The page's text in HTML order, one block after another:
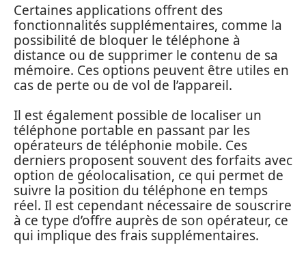
Certaines applications offrent des
fonctionnalités supplémentaires, comme la
possibilité de bloquer le téléphone à
distance ou de supprimer le contenu de sa
mémoire. Ces options peuvent être utiles en
cas de perte ou de vol de l’appareil.
Il est également possible de localiser un
téléphone portable en passant par les
opérateurs de téléphonie mobile. Ces
derniers proposent souvent des forfaits avec
option de géolocalisation, ce qui permet de
suivre la position du téléphone en temps
réel. Il est cependant nécessaire de souscrire
à ce type d’offre auprès de son opérateur, ce
qui implique des frais supplémentaires.